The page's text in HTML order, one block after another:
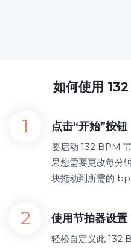
如何使用
点击“开始”按钮
要启动 132 BPM
果您需要更改每分
块拖动到所需的
使用节拍器设置
轻松自定义此 132